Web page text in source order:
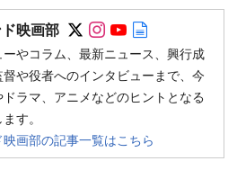
映画部 Follow on SNS
Follow on SNS
Follow on
やコラム、最新ニュース、興行成
や役者へのインタビューまで、今
ラマ、アニメなどのヒントとなる
す。
画部の記事一覧はこちら